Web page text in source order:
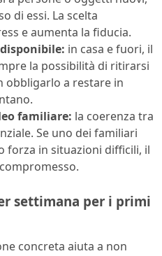
di essi. La scelta
e aumenta la fiducia.
in casa e fuori, il
la possibilità di ritirarsi
obbligarlo a restare in
familiare: la coerenza tra
Se uno dei familiari
forza in situazioni difficili, il
settimana per i primi
concreta aiuta a non